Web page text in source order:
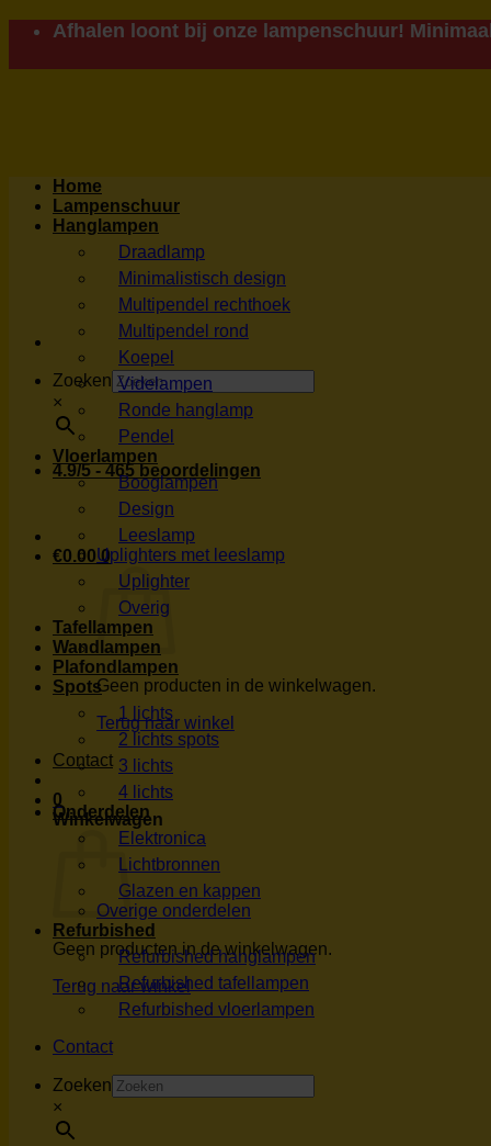
inhoud
Afhalen loont bij onze lampenschuur!
Zoeken
×
4.9/5 - 465 beoordelingen
€0.00 0
Geen producten in de winkelwagen.
Terug naar winkel
Contact
0
Winkelwagen
Geen producten in de winkelwagen.
Terug naar winkel
Home
Lampenschuur
Hanglampen
Draadlamp
Minimalistisch design
Multipendel rechthoek
Multipendel rond
Koepel
Videlampen
Ronde hanglamp
Pendel
Vloerlampen
Booglampen
Design
Leeslamp
Uplighters met leeslamp
Uplighter
Overig
Tafellampen
Wandlampen
Plafondlampen
Spots
1 lichts
2 lichts spots
3 lichts
4 lichts
Onderdelen
Elektronica
Lichtbronnen
Glazen en kappen
Overige onderdelen
Refurbished
Refurbished hanglampen
Refurbished tafellampen
Refurbished vloerlampen
Contact
Zoeken
×